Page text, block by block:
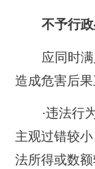
不予行
应同时
造成危害后果
·违法行
主观过错较
法所得或数